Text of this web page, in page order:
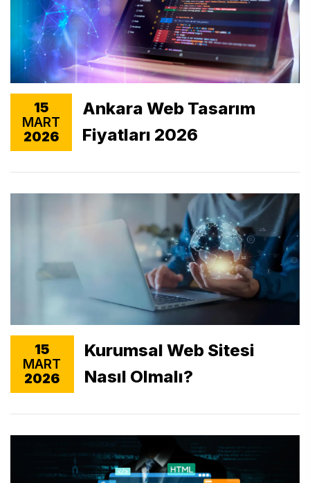
15
MART
2026
Ankara Web Tasarım
Fiyatları 2026
15
MART
2026
Kurumsal Web Sitesi
Nasıl Olmalı?